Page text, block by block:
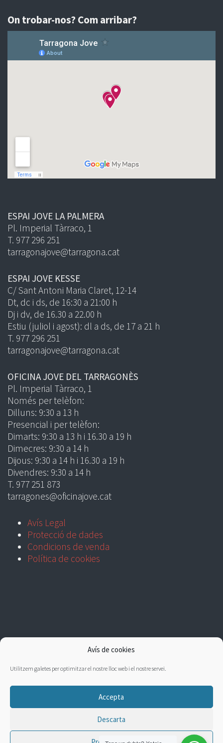
Avís de cookies
Utilitzem galetes per optimitzar el nostre lloc web i el nostre servei.
Accepta
Descarta
On trobar-nos? Com arribar?
ESPAI JOVE LA PALMERA
Pl. Imperial Tàrraco, 1
T. 977 296 251
tarragonajove@tarragona.cat
ESPAI JOVE KESSE
C/ Sant Antoni Maria Claret, 12-14
Dt, dc i ds, de 16:30 a 21:00 h
Dj i dv, de 16.30 a 22.00 h
Estiu (juliol i agost): dl a ds, de 17 a 21 h
T. 977 296 251
tarragonajove@tarragona.cat
OFICINA JOVE DEL TARRAGONÈS
Pl. Imperial Tàrraco, 1
Només per telèfon:
Dilluns: 9:30 a 13 h
Presencial i per telèfon:
Dimarts: 9:30 a 13 h i 16.30 a 19 h
Dimecres: 9:30 a 14 h
Dijous: 9:30 a 14 h i 16.30 a 19 h
Divendres: 9:30 a 14 h
T. 977 251 873
tarragones@oficinajove.cat
Avís Legal
Protecció de dades
Condicions de venda
Política de cookies